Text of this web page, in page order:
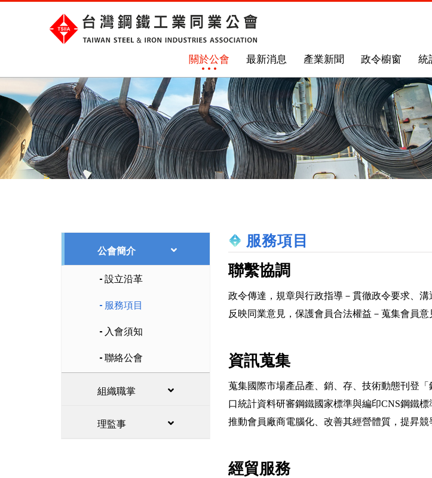
關於公會 最新消息 產業新聞 政令櫥窗 統
公會簡介
設立沿革
服務項目
入會須知
聯絡公會
組織職掌
理監事
服務項目
聯繫協調
政令傳達，規章與行政指導－貫徹政令要求、
反映同業意見，保護會員合法權益－蒐集會員
資訊蒐集
蒐集國際市場產品產、銷、存、技術動態刊登
口統計資料研審鋼鐵國家標準與編印CNS鋼鐵
推動會員廠商電腦化、改善其經營體質，提昇
經貿服務